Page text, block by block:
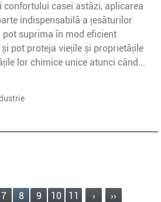
confortului casei astăzi, aplicarea
indispensabilă a țesăturilor
suprima în mod eficient
pot proteja viețile și proprietățile
lor chimice unice atunci când...
7 8 9 10 11 › ››